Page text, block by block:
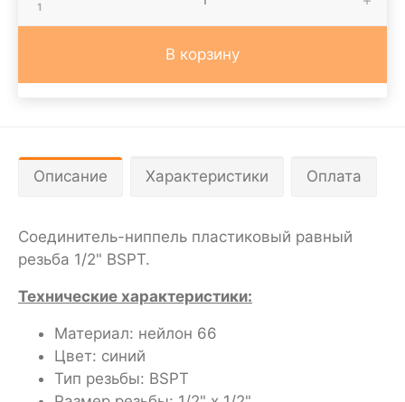
1
В корзину
Описание Характеристики Оплата
Соединитель-ниппель пластиковый равный
резьба 1/2" BSPT.
Технические характеристики:
Материал: нейлон 66
Цвет: синий
Тип резьбы: BSPT